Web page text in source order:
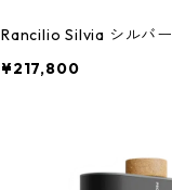
Rancilio Silvia シルバー
¥217,800